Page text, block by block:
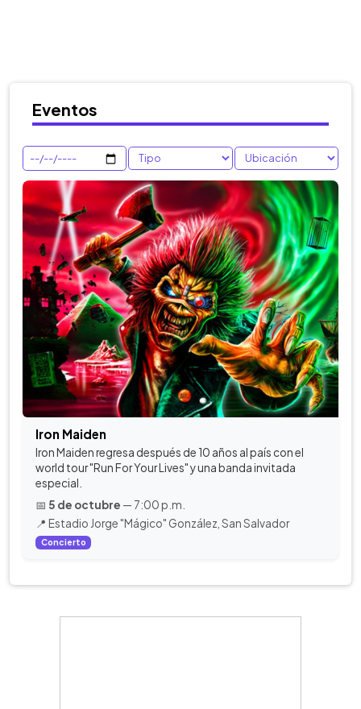
Eventos
Iron Maiden
Iron Maiden regresa después de 10 años al país con el
world tour "Run For Your Lives" y una banda invitada
especial.
📅 5 de octubre — 7:00 p.m.
📍 Estadio Jorge "Mágico" González, San Salvador
Concierto